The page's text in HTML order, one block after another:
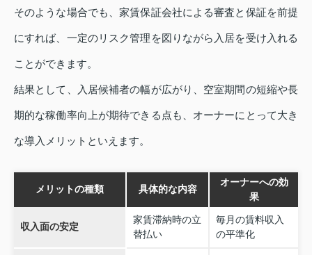
そのような場合でも、家賃保証会社による審査と保証を前提
にすれば、一定のリスク管理を図りながら入居を受け入れる
ことができます。
結果として、入居候補者の幅が広がり、空室期間の短縮や長
期的な稼働率向上が期待できる点も、オーナーにとって大き
な導入メリットといえます。
メリットの種類 具体的な内容
オーナーへの効
果
収入面の安定
家賃滞納時の立
替払い
毎月の賃料収入
の平準化